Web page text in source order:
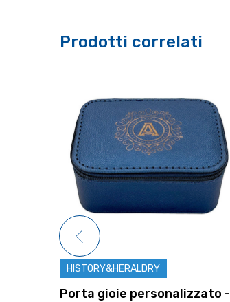
Prodotti correlati
HISTORY&HERALDRY
Porta gioie personalizzato -